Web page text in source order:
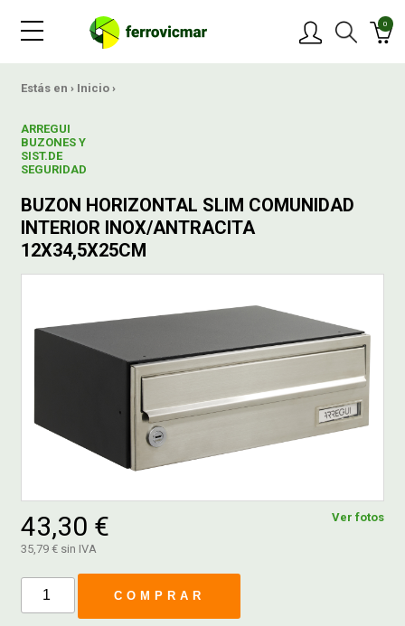
0
Estás en › Inicio ›
ARREGUI
BUZONES Y
SIST.DE
SEGURIDAD
BUZON HORIZONTAL SLIM COMUNIDAD
INTERIOR INOX/ANTRACITA
12X34,5X25CM
Ver fotos
43,30 €
35,79 € sin IVA
COMPRAR
OFERTAS
NOVEDADES
BLOG
CONTACTAR
FERROVICMAR
CATÁLOGOS